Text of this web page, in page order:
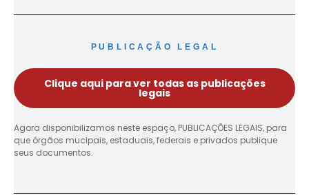
PUBLICAÇÃO LEGAL
Clique aqui para ver todas as publicações
legais
Agora disponibilizamos neste espaço, PUBLICAÇÕES LEGAIS, para
que órgãos mucipais, estaduais, federais e privados publique
seus documentos.